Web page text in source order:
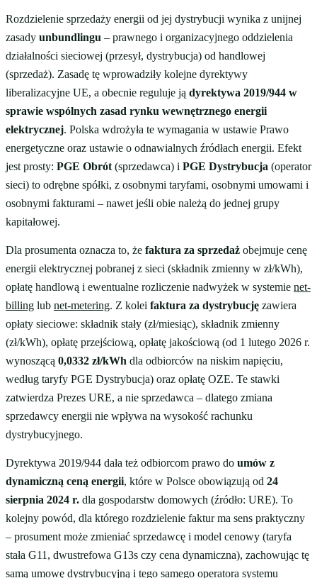
Rozdzielenie sprzedaży energii od jej dystrybucji wynika z unijnej
zasady unbundlingu – prawnego i organizacyjnego oddzielenia
działalności sieciowej (przesył, dystrybucja) od handlowej
(sprzedaż). Zasadę tę wprowadziły kolejne dyrektywy
liberalizacyjne UE, a obecnie reguluje ją dyrektywa 2019/944 w
sprawie wspólnych zasad rynku wewnętrznego energii
elektrycznej. Polska wdrożyła te wymagania w ustawie Prawo
energetyczne oraz ustawie o odnawialnych źródłach energii. Efekt
jest prosty: PGE Obrót (sprzedawca) i PGE Dystrybucja (operator
sieci) to odrębne spółki, z osobnymi taryfami, osobnymi umowami i
osobnymi fakturami – nawet jeśli obie należą do jednej grupy
kapitałowej.
Dla prosumenta oznacza to, że faktura za sprzedaż obejmuje cenę
energii elektrycznej pobranej z sieci (składnik zmienny w zł/kWh),
opłatę handlową i ewentualne rozliczenie nadwyżek w systemie net-
billing lub net-metering. Z kolei faktura za dystrybucję zawiera
opłaty sieciowe: składnik stały (zł/miesiąc), składnik zmienny
(zł/kWh), opłatę przejściową, opłatę jakościową (od 1 lutego 2026 r.
wynoszącą 0,0332 zł/kWh dla odbiorców na niskim napięciu,
według taryfy PGE Dystrybucja) oraz opłatę OZE. Te stawki
zatwierdza Prezes URE, a nie sprzedawca – dlatego zmiana
sprzedawcy energii nie wpływa na wysokość rachunku
dystrybucyjnego.
Dyrektywa 2019/944 dała też odbiorcom prawo do umów z
dynamiczną ceną energii, które w Polsce obowiązują od 24
sierpnia 2024 r. dla gospodarstw domowych (źródło: URE). To
kolejny powód, dla którego rozdzielenie faktur ma sens praktyczny
– prosument może zmieniać sprzedawcę i model cenowy (taryfa
stała G11, dwustrefowa G13s czy cena dynamiczna), zachowując tę
samą umowę dystrybucyjną i tego samego operatora systemu